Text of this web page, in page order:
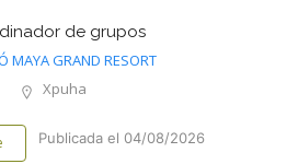
de grupos
MAYA GRAND RESORT
Xpuha
Publicada el 04/08/2026